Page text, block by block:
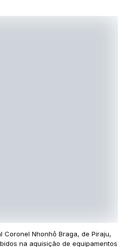
Coronel Nhonhô Braga, de Piraju,
na aquisição de equipamentos